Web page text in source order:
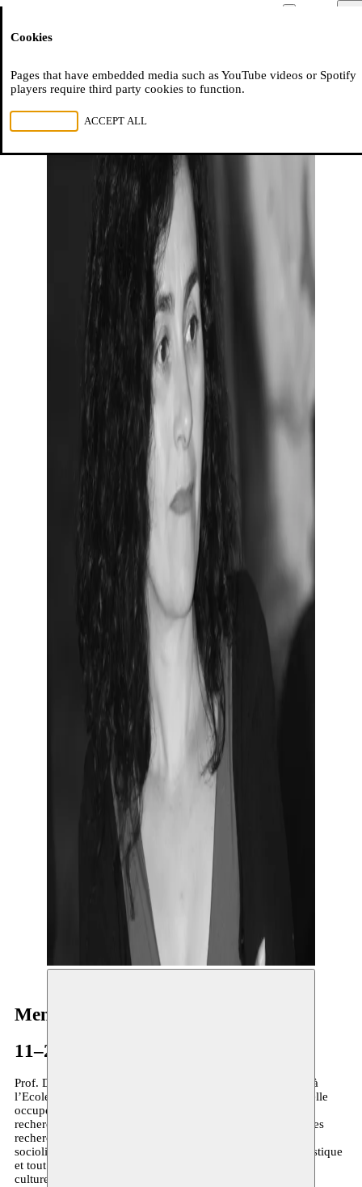
Mena B. Lafkioui
11–27.03.2023
Prof. Dr.
est à la fois professeur titulaire à
l’Ecole des hautes études en sciences sociales de Paris, où elle
occupe la chaire de linguistique amazighe, et directeur de
recherche au Centre national de la recherche scientifique. Ses
recherches et projets portent sur la linguistique, la
sociolinguistique, la géolinguistique, l’anthropologie linguistique
et tout ce qui concerne l’Afrique du Nord et les langues et
cultures amazighes.
Cookies
Pages that have embedded media such as YouTube videos or Spotify
players require third party cookies to function.
ACCEPT ALL